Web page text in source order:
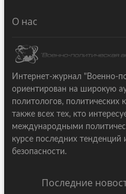
О нас
Интернет-журнал "Военно-
ориентирован на широкую
политологов, политических
также всех тех, кто
международными
курсе последних
безопасности.
Последние